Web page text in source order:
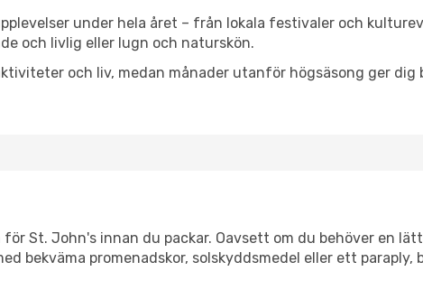
under hela året – från lokala festivaler och
och livlig eller lugn och naturskön.
och liv, medan månader utanför högsäsong ger
St. John's innan du packar. Oavsett om du behöver en
bekväma promenadskor, solskyddsmedel eller ett paraply,